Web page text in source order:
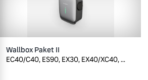
Wallbox Paket II
EC40/C40, ES90, EX30, EX40/XC40, ...